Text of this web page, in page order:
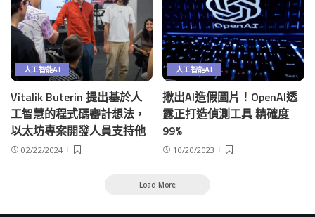
人工智能AI
Vitalik Buterin 提出基於人
工智慧的程式碼審計想法，
以太坊專案開發人員支持他
02/22/2024
人工智能AI
揪出AI造假圖片！OpenAI透
露正打造偵測工具 精確度
99%
10/20/2023
Load More